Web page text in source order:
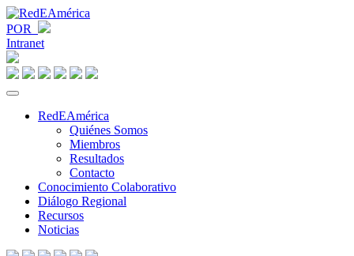
POR
Intranet
RedEAmérica
Quiénes Somos
Miembros
Resultados
Contacto
Conocimiento Colaborativo
Diálogo Regional
Recursos
Noticias